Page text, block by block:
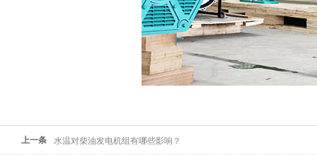
上一条 水温对柴油发电机组有哪些影响？